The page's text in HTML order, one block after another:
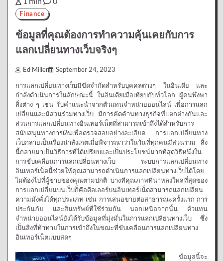
Finance
ข้อมูลที่คุณต้องการทำความคุ้นเคยกับการ
แลกเปลี่ยนทางเว็บจริงๆ
Ed Miller September 24, 2023
การแลกเปลี่ยนทางเว็บมีขีดจำกัดสำหรับบุคคลต่างๆ ในอินเดีย และ
กำลังดำเนินการในลักษณะนี้ ในอินเดียเมื่อเทียบกับทั่วโลก ผู้คนพึ่งพา
สิ่งต่าง ๆ เช่น รับคำแนะนำจากตัวแทนจำหน่ายออนไลน์ เพื่อการแลก
เปลี่ยนและมีส่วนร่วมทางเว็บ มีการคัดค้านทางธุรกิจที่แตกต่างกันและ
ส่วนการแลกเปลี่ยนทางอินเทอร์เน็ตที่สามารถเข้าถึงได้สำหรับการ
สนับสนุนทางการเงินเพื่อตรวจสอบอย่างละเอียด การแลกเปลี่ยนทาง
เว็บกลายเป็นเรื่องน่าสังเกตเมื่อพิจารณาว่าในวันที่ทุกคนมีส่วนร่วม สิ่ง
นี้กลายมาเป็นวิธีการที่ได้เปรียบและเป็นประโยชน์มากที่สุดวิธีหนึ่งใน
การขับเคลื่อนการแลกเปลี่ยนทางเว็บ ระบบการแลกเปลี่ยนทาง
อินเทอร์เน็ตนี้ช่วยให้คุณสามารถดำเนินการแลกเปลี่ยนทางเว็บได้โดย
ไม่ต้องไปที่ผู้ขายของคุณตามปกติ บางทีคุณภาพที่น่าหลงใหลที่สุดของ
การแลกเปลี่ยนบนเว็บก็คือดีลเลอร์บนอินเทอร์เน็ตสามารถแลกเปลี่ยน
ความมั่งคั่งได้ทุกประเภท เช่น การเสนอขายต่อสาธารณะครั้งแรก การ
ประกันภัย และสินทรัพย์ที่ใช้ร่วมกัน นอกเหนือจากนั้น ตัวแทน
จำหน่ายออนไลน์ยังได้รับข้อมูลที่มุ่งมั่นในการแลกเปลี่ยนทางเว็บ ซึ่ง
เป็นสิ่งที่ท้าทายในการเข้าถึงในขณะที่ขับเคลื่อนการแลกเปลี่ยนทาง
อินเทอร์เน็ตแบบสดๆ
ข้อมูลนี้จะ